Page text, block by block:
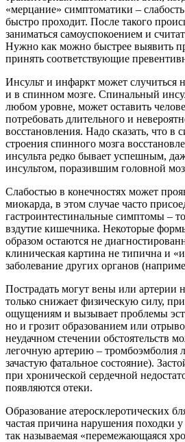
«мерцание» симптоматики –
быстро проходит. После такого
заниматься самоуспокоением и
Нужно как можно быстрее выявить
принять соответствующие
Инсульт и инфаркт может случиться
и в спинном мозге. Спинальный
любом уровне, может оставить
потребовать длительного и
восстановления. Надо сказать, что в
строения спинного мозга
инсульта редко бывает успешным,
инсультом, поразившим головной
Слабостью в конечностях может
миокарда, в этом случае часто
гастроинтестинальные симптомы –
вздутие кишечника. Некоторые
образом остаются не
клиническая картина не типична и
заболевание других органов
Пострадать могут вены или артерии
только снижает физическую силу,
ощущениям и вызывает проблемы
но и грозит образованием или
неудачном стечении обстоятельств
легочную артерию – тромбоэмболия
зачастую фатальное состояние).
при хронической сердечной
появляются отеки.
Образование атеросклеротических
частая причина нарушения походки
так называемая «перемежающаяся